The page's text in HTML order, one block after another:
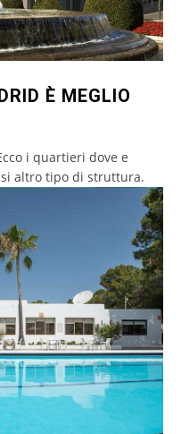
È MEGLIO
i quartieri dove e
altro tipo di struttura.